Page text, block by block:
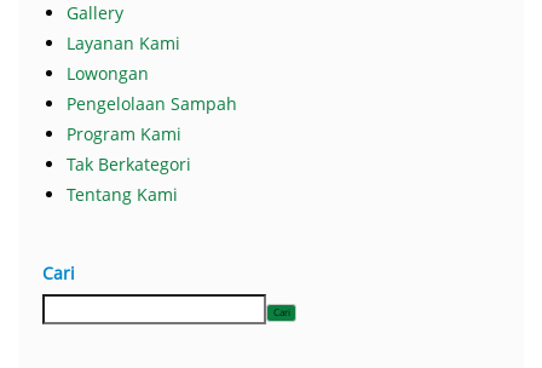
Gallery
Layanan Kami
Lowongan
Pengelolaan Sampah
Program Kami
Tak Berkategori
Tentang Kami
Cari
Cari